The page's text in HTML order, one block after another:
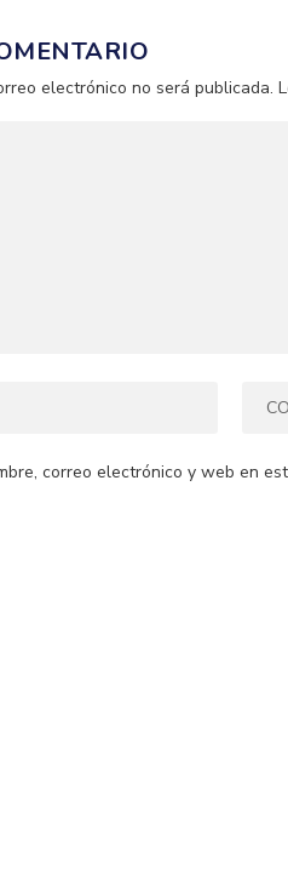
electrónico no será publicada.
correo electrónico y web en